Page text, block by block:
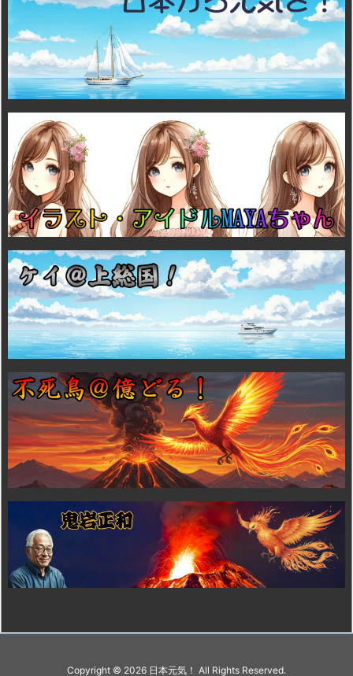
Copyright © 2026 日本元気！ All Rights Reserved.